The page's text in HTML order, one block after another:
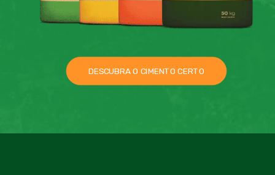
DESCUBRA O CIMENTO CERTO